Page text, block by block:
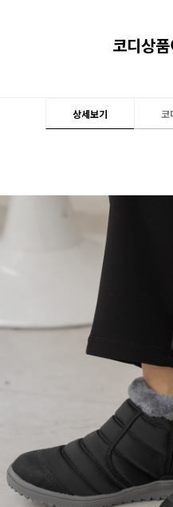
코디상
상세보기 코